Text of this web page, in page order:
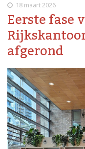
18 maart 2026
Eerste fase
afgerond